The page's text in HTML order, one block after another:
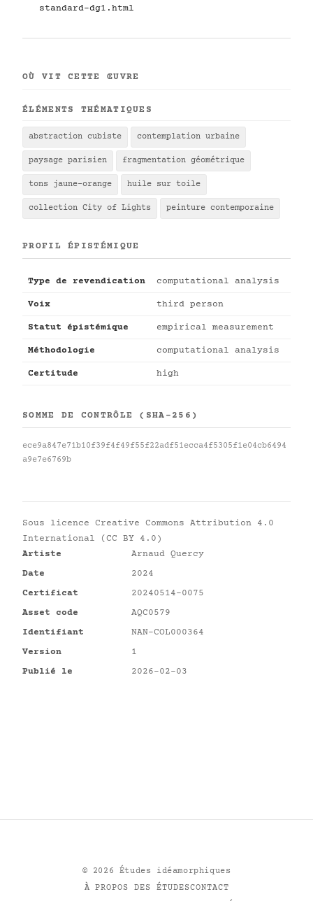
standard-dg1.html
OÙ VIT CETTE ŒUVRE
ÉLÉMENTS THÉMATIQUES
abstraction cubiste contemplation urbaine
paysage parisien fragmentation géométrique
tons jaune-orange huile sur toile
collection City of Lights peinture contemporaine
PROFIL ÉPISTÉMIQUE
Type de revendication computational analysis
Voix third person
Statut épistémique empirical measurement
Méthodologie computational analysis
Certitude high
SOMME DE CONTRÔLE (SHA-256)
ece9a847e71b10f39f4f49f55f22adf51ecca4f5305f1e04cb6494
a9e7e6769b
Sous licence Creative Commons Attribution 4.0
International (CC BY 4.0)
Artiste
Arnaud Quercy
Date
2024
Certificat
20240514-0075
Asset code
AQC0579
Identifiant
NAN-COL000364
Version
1
Publié le
2026-02-03
© 2026 Études idéamorphiques
À PROPOS DES ÉTUDESCONTACT